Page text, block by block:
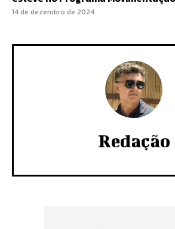
14 de dezembro de 2024
Redação